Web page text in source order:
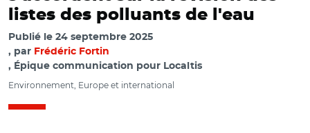
listes des polluants de l'eau
Publié le 24 septembre 2025
par Frédéric Fortin
, Épique communication pour Localtis
Environnement, Europe et international